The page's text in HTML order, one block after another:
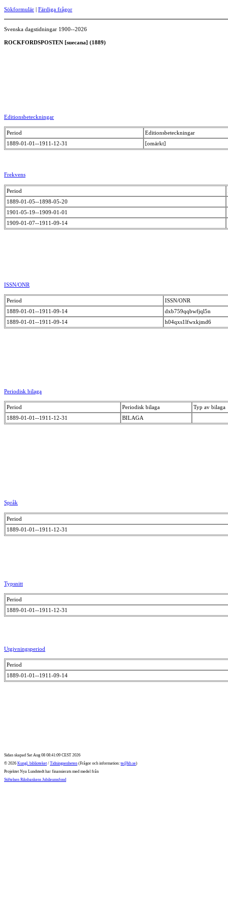
Sökformulär | Färdiga frågor
Svenska dagstidningar 1900--2026
ROCKFORDSPOSTEN [suecana] (1889)
Editionsbeteckningar
Period
Editionsbeteckningar
1889-01-01--1911-12-31
[omärkt]
Frekvens
Period
1889-01-05--1898-05-20
1901-05-19--1909-01-01
1909-01-07--1911-09-14
ISSN/ONR
Period
ISSN/ONR
1889-01-01--1911-09-14
dxb759qqbwfjql5n
1889-01-01--1911-09-14
h04qxs1lfwxkjmd6
Periodisk bilaga
Period Periodisk bilaga
Typ av bilaga
1889-01-01--1911-12-31
BILAGA
Språk
Period
1889-01-01--1911-12-31
Typsnitt
Period
1889-01-01--1911-12-31
Utgivningsperiod
Period
1889-01-01--1911-09-14
Sidan skapad Sat Aug 08 08:41:09 CEST 2026
© 2026 Kungl. biblioteket / Tidningsenheten (Frågor och information: te@kb.se)
Projektet Nya Lundstedt har finansierats med medel från
Stiftelsen Riksbankens Jubileumsfond